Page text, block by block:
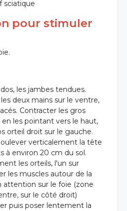
pour stimuler
les jambes tendues.
deux mains sur le ventre,
Contracter les gros
en les pointant vers le haut,
orteil droit sur le gauche.
verticalement la tête
à environ 20 cm du sol.
les orteils, l'un sur
les muscles autour de la
attention sur le foie (zone
sur le côté droit)
puis poser lentement la